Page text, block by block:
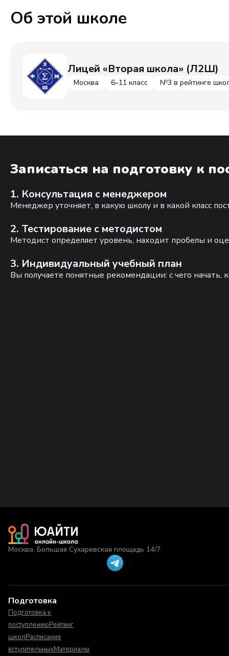
Об этой школе
Лицей «Вторая школа» (Л2Ш)
Москва 6–11 класс №3 в рейтинге
Записаться на подготовку к
1. Консультация с менеджером
Менеджер уточняет, в какую школу и в какой класс
2. Тестирование с методистом
Методист определяет уровень, находит пробелы и
3. Индивидуальный учебный план
Вы получаете понятные рекомендации: с чего начать,
Москва, Большая Сухаревская площадь 14/7
Подготовка
Подготовка к
поступлениюРейтинг
школРасписание
вступительныхМатериалы